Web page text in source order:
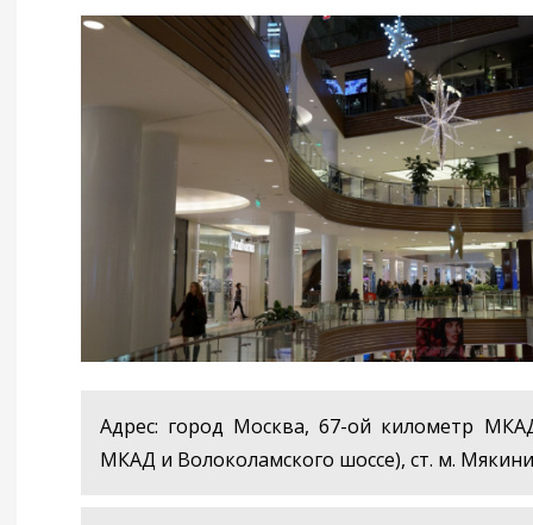
Адрес: город Москва, 67-ой километр
МКАД и Волоколамского шоссе), ст. м.